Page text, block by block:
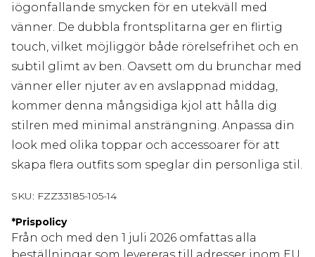
iögonfallande smycken för en utekväll med
vänner. De dubbla frontsplitarna ger en flirtig
touch, vilket möjliggör både rörelsefrihet och en
subtil glimt av ben. Oavsett om du brunchar med
vänner eller njuter av en avslappnad middag,
kommer denna mångsidiga kjol att hålla dig
stilren med minimal ansträngning. Anpassa din
look med olika toppar och accessoarer för att
skapa flera outfits som speglar din personliga stil.
SKU: FZZ33185-105-14
*Prispolicy
Från och med den 1 juli 2026 omfattas alla